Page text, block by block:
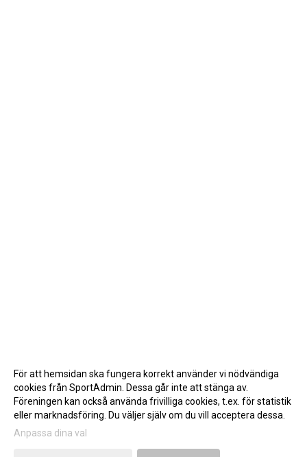
Gå till Webbversion
För att hemsidan ska fungera korrekt använder vi nödvändiga
cookies från SportAdmin. Dessa går inte att stänga av.
Föreningen kan också använda frivilliga cookies, t.ex. för statistik
eller marknadsföring. Du väljer själv om du vill acceptera dessa.
Anpassa dina val